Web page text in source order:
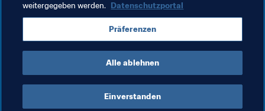
Schiedsrichterwesen Organisation
Argentina CONMEBOL
weitergegeben werden. Datenschutzportal
Präferenzen
Alle ablehnen
Einverstanden